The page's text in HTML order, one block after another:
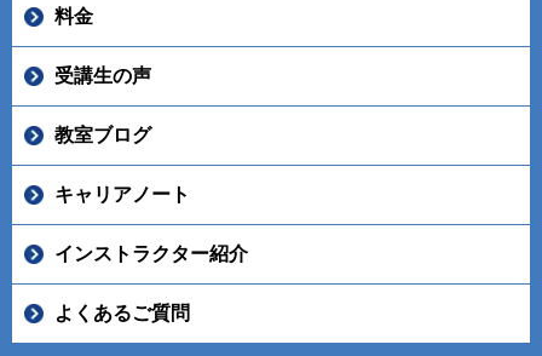
料金
受講生の声
教室ブログ
キャリアノート
インストラクター紹介
よくあるご質問